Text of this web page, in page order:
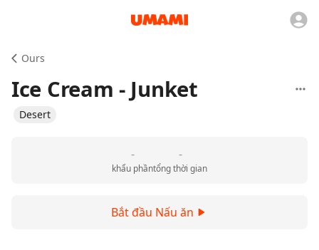
Ours
Ice Cream - Junket
Desert
-
khẩu phần
-
tổng thời gian
Bắt đầu Nấu ăn